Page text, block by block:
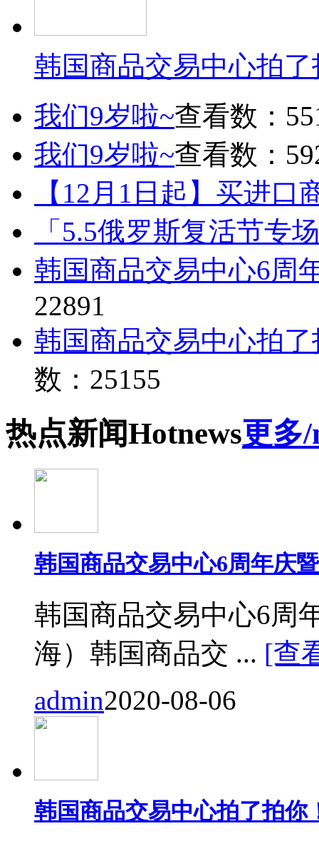
韩国商品交易中心拍
我们9岁啦~查看数：
我们9岁啦~查看数：
【12月1日起】买进口
「5.5俄罗斯复活节专
韩国商品交易中心6周
22891
韩国商品交易中心拍
数：25155
热点新闻Hotnews更多
韩国商品交易中心6周年庆
韩国商品交易中心6周
海）韩国商品交 ... [查
admin2020-08-06
韩国商品交易中心拍了拍你